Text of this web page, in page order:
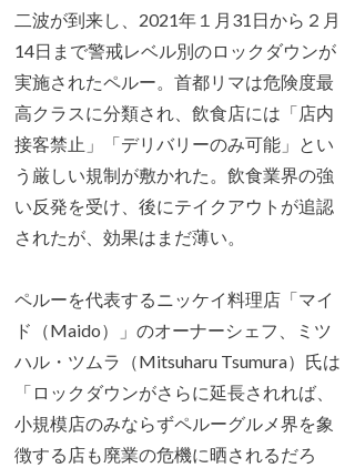
二波が到来し、2021年１月31日から２月
14日まで警戒レベル別のロックダウンが
実施されたペルー。首都リマは危険度最
高クラスに分類され、飲食店には「店内
接客禁止」「デリバリーのみ可能」とい
う厳しい規制が敷かれた。飲食業界の強
い反発を受け、後にテイクアウトが追認
されたが、効果はまだ薄い。
ペルーを代表するニッケイ料理店「マイ
ド（Maido）」のオーナーシェフ、ミツ
ハル・ツムラ（Mitsuharu Tsumura）氏は
「ロックダウンがさらに延長されれば、
小規模店のみならずペルーグルメ界を象
徴する店も廃業の危機に晒されるだろ